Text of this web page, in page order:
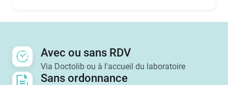
ParagraphAvec ou sans RDV
Via Doctolib ou à l'accueil du laboratoire
Sans ordonnance